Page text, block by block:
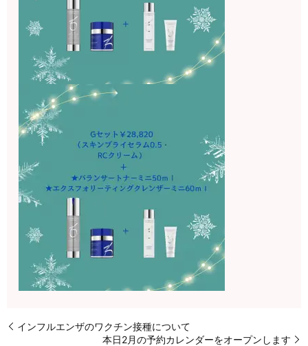
インフルエンザのワクチン接種について
本日2月の予約カレンダーをオープンします